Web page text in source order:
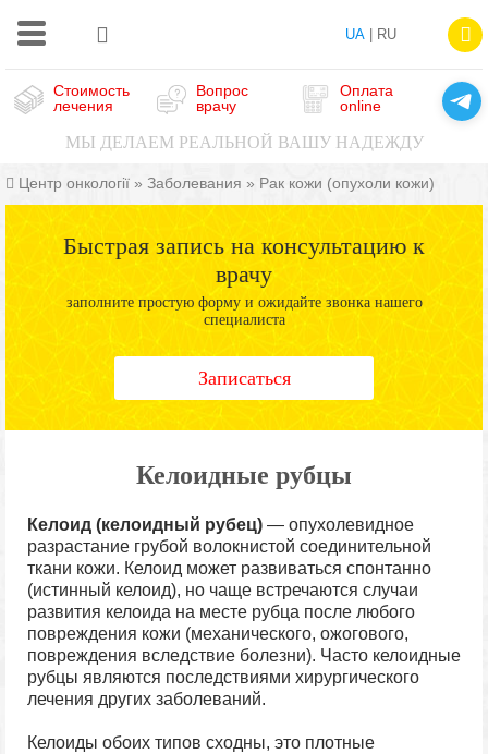
UA| RU
Стоимость
лечения
Вопрос
врачу
Оплата
online
МЫ ДЕЛАЕМ РЕАЛЬНОЙ ВАШУ НАДЕЖДУ
Центр онкології » Заболевания » Рак кожи (опухоли кожи)
Быстрая запись на консультацию к
врачу
заполните простую форму и ожидайте звонка нашего
специалиста
Записаться
Келоидные рубцы
Келоид (келоидный рубец) — опухолевидное
разрастание грубой волокнистой соединительной
ткани кожи. Келоид может развиваться спонтанно
(истинный келоид), но чаще встречаются случаи
развития келоида на месте рубца после любого
повреждения кожи (механического, ожогового,
повреждения вследствие болезни). Часто келоидные
рубцы являются последствиями хирургического
лечения других заболеваний.
Келоиды обоих типов сходны, это плотные